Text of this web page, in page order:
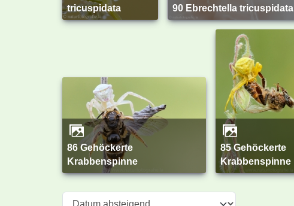
tricuspidata
90 Ebrechtella tricuspidata
86 Gehöckerte
Krabbenspinne
85 Gehöckerte
Krabbenspinne